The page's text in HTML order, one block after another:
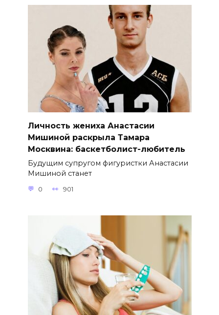
Личность жениха Анастасии
Мишиной раскрыла Тамара
Москвина: баскетболист-любитель
Будущим супругом фигуристки Анастасии
Мишиной станет
0 901